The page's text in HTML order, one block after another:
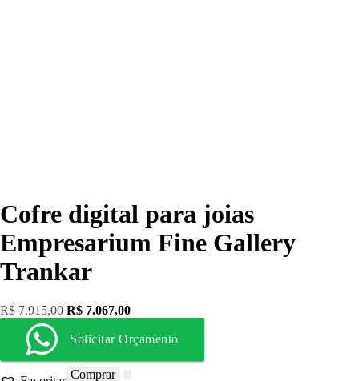
Cofre digital para joias
Empresarium Fine Gallery
Trankar
R$7.915,00 R$ 7.067,00
Solicitar Orçamento
Comprar